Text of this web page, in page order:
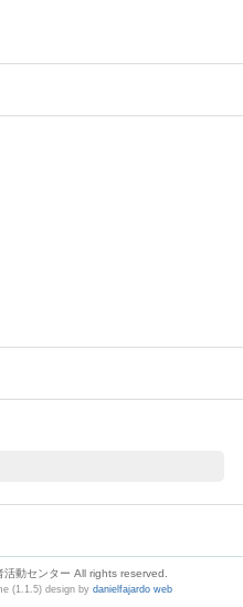
動センター All rights reserved.
(1.1.5) design by danielfajardo web